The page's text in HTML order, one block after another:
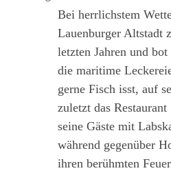
Bei herrlichstem
Lauenburger Altstadt
letzten Jahren und
die maritime
gerne Fisch isst, auf
zuletzt das
seine Gäste mit
während gegenüber
ihren berühmten